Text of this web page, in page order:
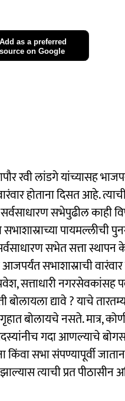
Add as a preferred
source on Google
रवी लांडगे यांच्यासह
होताना दिसत आहे.
सभेपुढील काही
पायमल्लीची
सभेत सत्ता स्थापन
सभाशास्राची
सत्ताधारी नगरसेवकांसह
द्यावे ? याचे
बोलायचे नसते. मात्र,
गदा आणल्याचे
सभा संपण्यापूर्वी
त्याची प्रत पीठासीन